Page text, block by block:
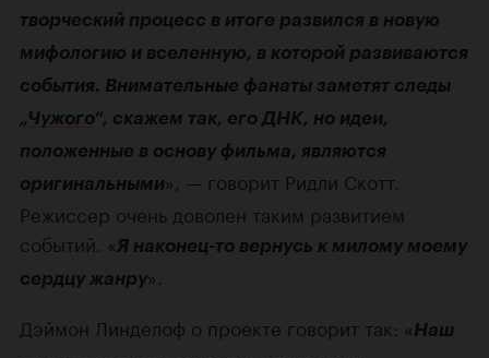
творческий процесс в итоге развился в новую
мифологию и вселенную, в которой развиваются
события. Внимательные фанаты заметят следы
„Чужого“, скажем так, его ДНК, но идеи,
положенные в основу фильма, являются
оригинальными», — говорит Ридли Скотт.
Режиссер очень доволен таким развитием
событий. «Я наконец-то вернусь к милому моему
сердцу жанру».
Дэймон Линделоф о проекте говорит так: «Наш